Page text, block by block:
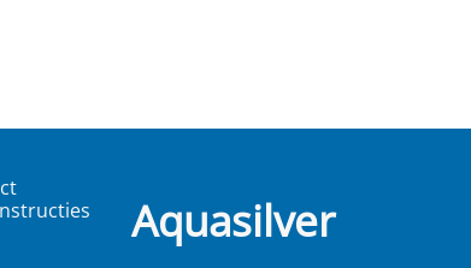
Aquasilver